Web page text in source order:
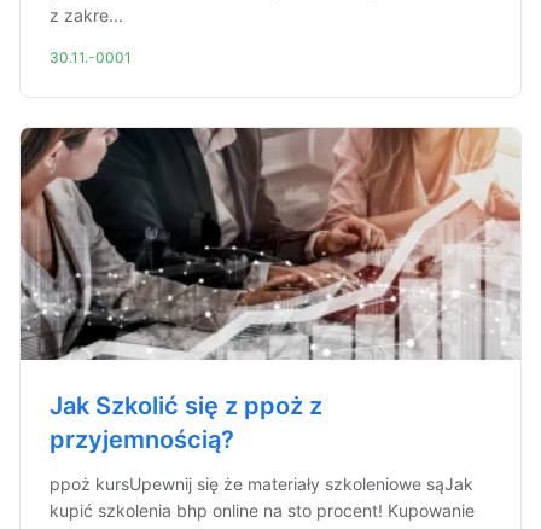
z zakre...
30.11.-0001
Jak Szkolić się z ppoż z
przyjemnością?
ppoż kursUpewnij się że materiały szkoleniowe sąJak
kupić szkolenia bhp online na sto procent! Kupowanie